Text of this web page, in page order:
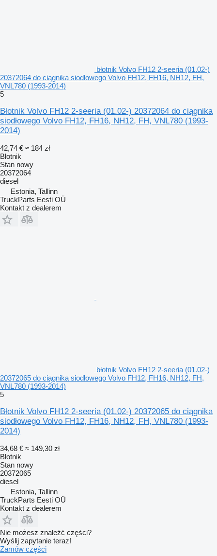
błotnik Volvo FH12 2-seeria (01.02-)
20372064 do ciągnika siodłowego Volvo FH12, FH16, NH12, FH,
VNL780 (1993-2014)
5
Błotnik Volvo FH12 2-seeria (01.02-) 20372064 do ciągnika
siodłowego Volvo FH12, FH16, NH12, FH, VNL780 (1993-
2014)
42,74 € ≈ 184 zł
Błotnik
Stan nowy
20372064
diesel
Estonia, Tallinn
TruckParts Eesti OÜ
Kontakt z dealerem
błotnik Volvo FH12 2-seeria (01.02-)
20372065 do ciągnika siodłowego Volvo FH12, FH16, NH12, FH,
VNL780 (1993-2014)
5
Błotnik Volvo FH12 2-seeria (01.02-) 20372065 do ciągnika
siodłowego Volvo FH12, FH16, NH12, FH, VNL780 (1993-
2014)
34,68 € ≈ 149,30 zł
Błotnik
Stan nowy
20372065
diesel
Estonia, Tallinn
TruckParts Eesti OÜ
Kontakt z dealerem
Nie możesz znaleźć części?
Wyślij zapytanie teraz!
Zamów części